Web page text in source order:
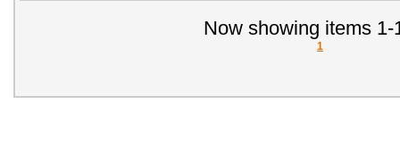
Now showing items 1-
1